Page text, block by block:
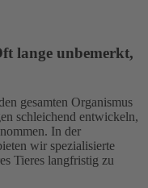
lange unbemerkt,
gesamten Organismus
schleichend entwickeln,
In der
wir spezialisierte
Tieres langfristig zu